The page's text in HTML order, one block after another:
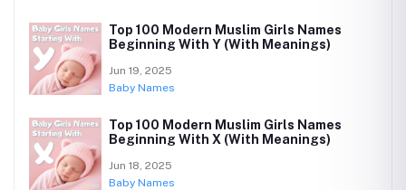
Top 100 Modern Muslim Girls Names
Beginning With Y (With Meanings)
Jun 19, 2025
Baby Names
Top 100 Modern Muslim Girls Names
Beginning With X (With Meanings)
Jun 18, 2025
Baby Names